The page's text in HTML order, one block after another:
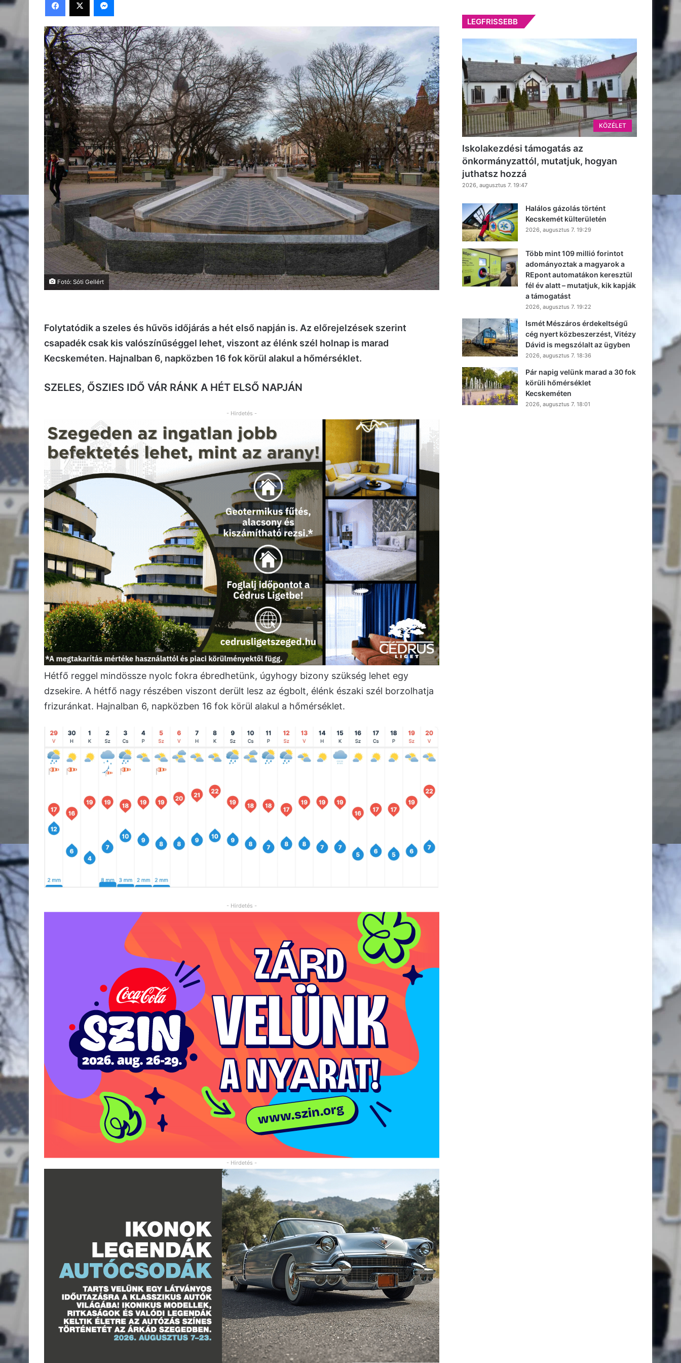
Fotó: Sóti Gellért
Folytatódik a szeles és hűvös időjárás a hét első napján is. Az előrejelzések szerint
csapadék csak kis valószínűséggel lehet, viszont az élénk szél holnap is marad
Kecskeméten. Hajnalban 6, napközben 16 fok körül alakul a hőmérséklet.
SZELES, ŐSZIES IDŐ VÁR RÁNK A HÉT ELSŐ NAPJÁN
- Hirdetés -
Hétfő reggel mindössze nyolc fokra ébredhetünk, úgyhogy bizony szükség lehet egy
dzsekire. A hétfő nagy részében viszont derült lesz az égbolt, élénk északi szél borzolhatja
frizuránkat. Hajnalban 6, napközben 16 fok körül alakul a hőmérséklet.
- Hirdetés -
- Hirdetés -
LEGFRISSEBB
KÖZÉLET
Iskolakezdési támogatás az
önkormányzattól, mutatjuk, hogyan
juthatsz hozzá
2026, augusztus 7. 19:47
Halálos gázolás történt
Kecskemét külterületén
2026, augusztus 7. 19:29
Több mint 109 millió forintot
adományoztak a magyarok a
REpont automatákon keresztül
fél év alatt – mutatjuk, kik kapják
a támogatást
2026, augusztus 7. 19:22
Ismét Mészáros érdekeltségű
cég nyert közbeszerzést, Vitézy
Dávid is megszólalt az ügyben
2026, augusztus 7. 18:36
Pár napig velünk marad a 30 fok
körüli hőmérséklet
Kecskeméten
2026, augusztus 7. 18:01